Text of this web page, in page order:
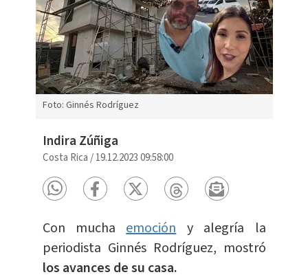
Foto: Ginnés Rodríguez
Indira Zúñiga
Costa Rica /19.12.2023 09:58:00
Con muchaemocióny alegría la
periodista Ginnés Rodríguez, mostró
los avances de su casa.